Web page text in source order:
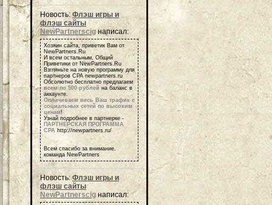
Новость: Флэш игры и
флэш сайты
NewPartnerscig написал:
Хозяин сайта, приветик Вам от
NewPartners.Ru
И всем остальным, Общий
Приветики от NewPartners.Ru
Взгляньте на новую программу для
партнеров СРА newpartners.ru
Обсолютно бесплатно предлагаем
всем по 500 рублей на баланс в
аккаунте.
Оплачиваем весь Ваш трафик с
социальных сетей по высоким
ценам!
Узнай подробнее в партнерке -
ПАРТНЕРСКАЯ ПРОГРАММА
СРА http://newpartners.ru/
Всем спасибо за внимание,
команда NewPartners
Новость: Флэш игры и
флэш сайты
NewPartnerscig написал: